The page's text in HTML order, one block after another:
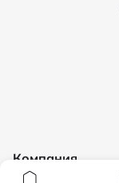
Компания